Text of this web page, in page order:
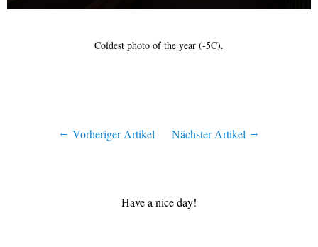
Coldest photo of the year (-5C).
Vorheriger Artikel Nächster Artikel
Have a nice day!